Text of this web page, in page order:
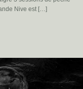
Nive est […]